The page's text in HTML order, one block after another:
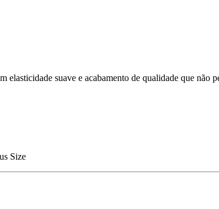
suave e acabamento de qualidade que não
Size